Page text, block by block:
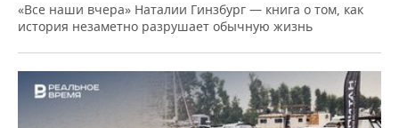
«Все наши вчера» Наталии Гинзбург — книга о том, как
история незаметно разрушает обычную жизнь